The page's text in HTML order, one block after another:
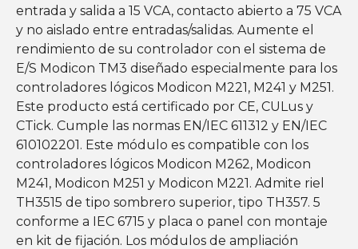
entrada y salida a 15 VCA, contacto abierto a 75 VCA
y no aislado entre entradas/salidas. Aumente el
rendimiento de su controlador con el sistema de
E/S Modicon TM3 diseñado especialmente para los
controladores lógicos Modicon M221, M241 y M251.
Este producto está certificado por CE, CULus y
CTick. Cumple las normas EN/IEC 611312 y EN/IEC
610102201. Este módulo es compatible con los
controladores lógicos Modicon M262, Modicon
M241, Modicon M251 y Modicon M221. Admite riel
TH3515 de tipo sombrero superior, tipo TH357. 5
conforme a IEC 6715 y placa o panel con montaje
en kit de fijación. Los módulos de ampliación